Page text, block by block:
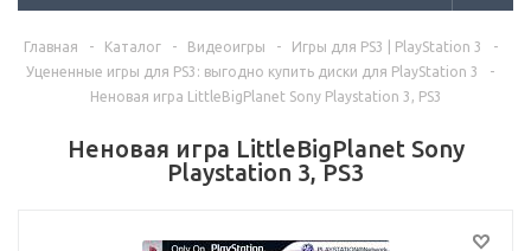
Главная - Каталог - Видеоигры - Игры для PS3 | PlayStation 3
-
Уцененные игры для PS3: выгодно купить диски для PlayStation 3
-
Неновая игра LittleBigPlanet Sony Playstation 3, PS3
Неновая игра LittleBigPlanet Sony
Playstation 3, PS3